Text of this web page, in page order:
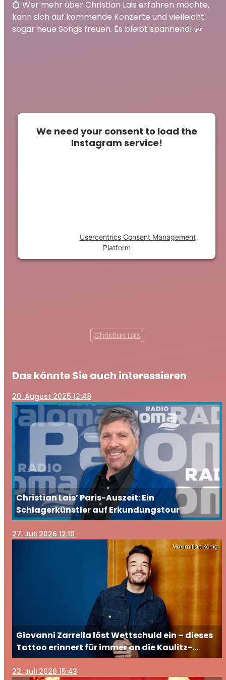
💍 Wer mehr über Christian Lais erfahren möchte,
kann sich auf kommende Konzerte und vielleicht
sogar neue Songs freuen. Es bleibt spannend! 🎶
We need your consent to load the
Instagram service!
Usercentrics Consent Management
Platform
Christian Lais
Das könnte Sie auch interessieren
20. August 2025 12:48
Christian Lais’ Paris-Auszeit: Ein
Schlagerkünstler auf Erkundungstour
27. Juli 2026 12:10
Maximilian König
Giovanni Zarrella löst Wettschuld ein – dieses
Tattoo erinnert für immer an die Kaulitz-
Brüder
22. Juli 2026 15:43